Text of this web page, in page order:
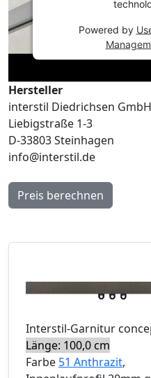
Powered by
Hersteller
interstil Diedrichsen
Liebigstraße 1-3
D-33803 Steinhagen
info@interstil.de
Preis berechnen
Interstil-Garnitur
Länge: 100,0 cm
Farbe 51 Anthrazit,